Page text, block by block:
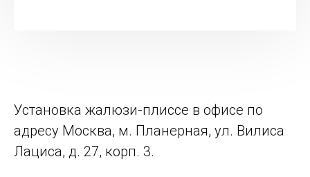
Установка жалюзи-плиссе в офисе по
адресу Москва, м. Планерная, ул. Вилиса
Лациса, д. 27, корп. 3.